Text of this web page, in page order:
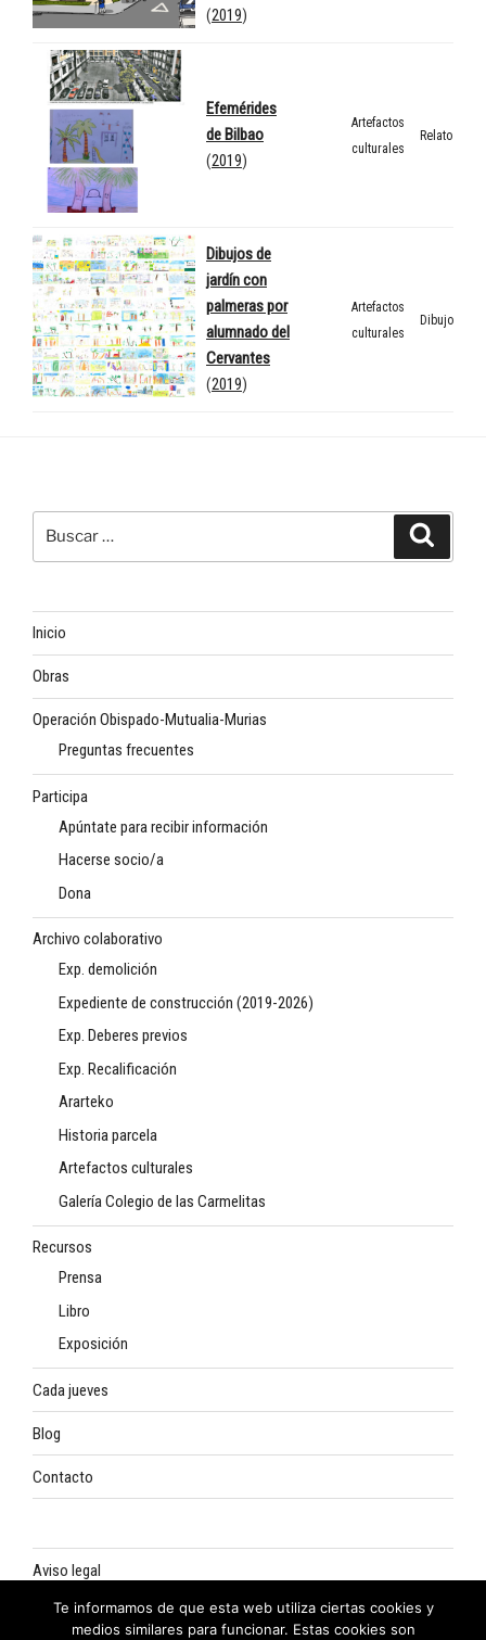
(2019)
Efemérides
de Bilbao
(2019)
Artefactos
culturales
Relato
Dibujos de
jardín con
palmeras por
alumnado del
Cervantes
(2019)
Artefactos
culturales
Dibujo
Inicio
Obras
Operación Obispado-Mutualia-Murias
Preguntas frecuentes
Participa
Apúntate para recibir información
Hacerse socio/a
Dona
Archivo colaborativo
Exp. demolición
Expediente de construcción (2019-2026)
Exp. Deberes previos
Exp. Recalificación
Ararteko
Historia parcela
Artefactos culturales
Galería Colegio de las Carmelitas
Recursos
Prensa
Libro
Exposición
Cada jueves
Blog
Contacto
Aviso legal
Política de privacidad
Te informamos de que esta web utiliza ciertas cookies y
medios similares para funcionar. Estas cookies son